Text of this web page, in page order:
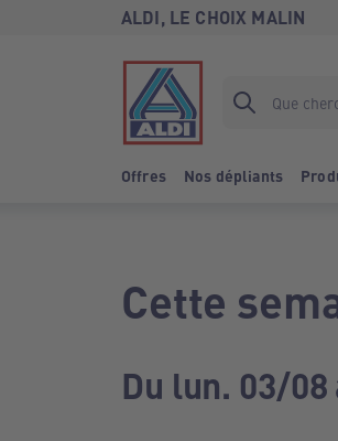
ALDI, LE CHOIX MALIN
Offres Nos dépliants
Cette
Du lun. 03/